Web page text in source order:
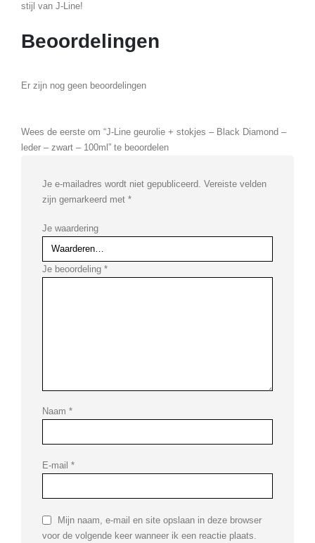
stijl van J-Line!
Beoordelingen
Er zijn nog geen beoordelingen
Wees de eerste om “J-Line geurolie + stokjes – Black Diamond –
leder – zwart – 100ml” te beoordelen
Je e-mailadres wordt niet gepubliceerd. Vereiste velden
zijn gemarkeerd met *
Je waardering
Je beoordeling *
Naam *
E-mail *
Mijn naam, e-mail en site opslaan in deze browser
voor de volgende keer wanneer ik een reactie plaats.